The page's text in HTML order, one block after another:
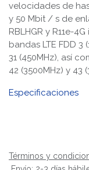
velocidades de
y 50 Mbit / s de
RBLHGR y R11e-
bandas LTE FDD 3
31 (450MHz), así
42 (3500MHz) y 43
Especificaciones
Términos y